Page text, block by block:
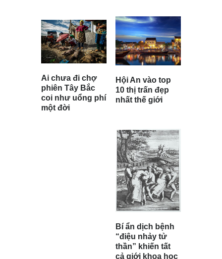
Ai chưa đi chợ
phiên Tây Bắc
coi như uổng phí
một đời
Hội An vào top
10 thị trấn đẹp
nhất thế giới
Bí ẩn dịch bệnh
“điệu nhảy tử
thần” khiến tất
cả giới khoa học